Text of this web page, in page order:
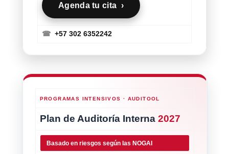
Agenda tu cita ›
☎ +57 302 6352242
PROGRAMAS INTENSIVOS · AUDITOOL
Plan de Auditoría Interna 2027
Basado en riesgos según las NOGAI